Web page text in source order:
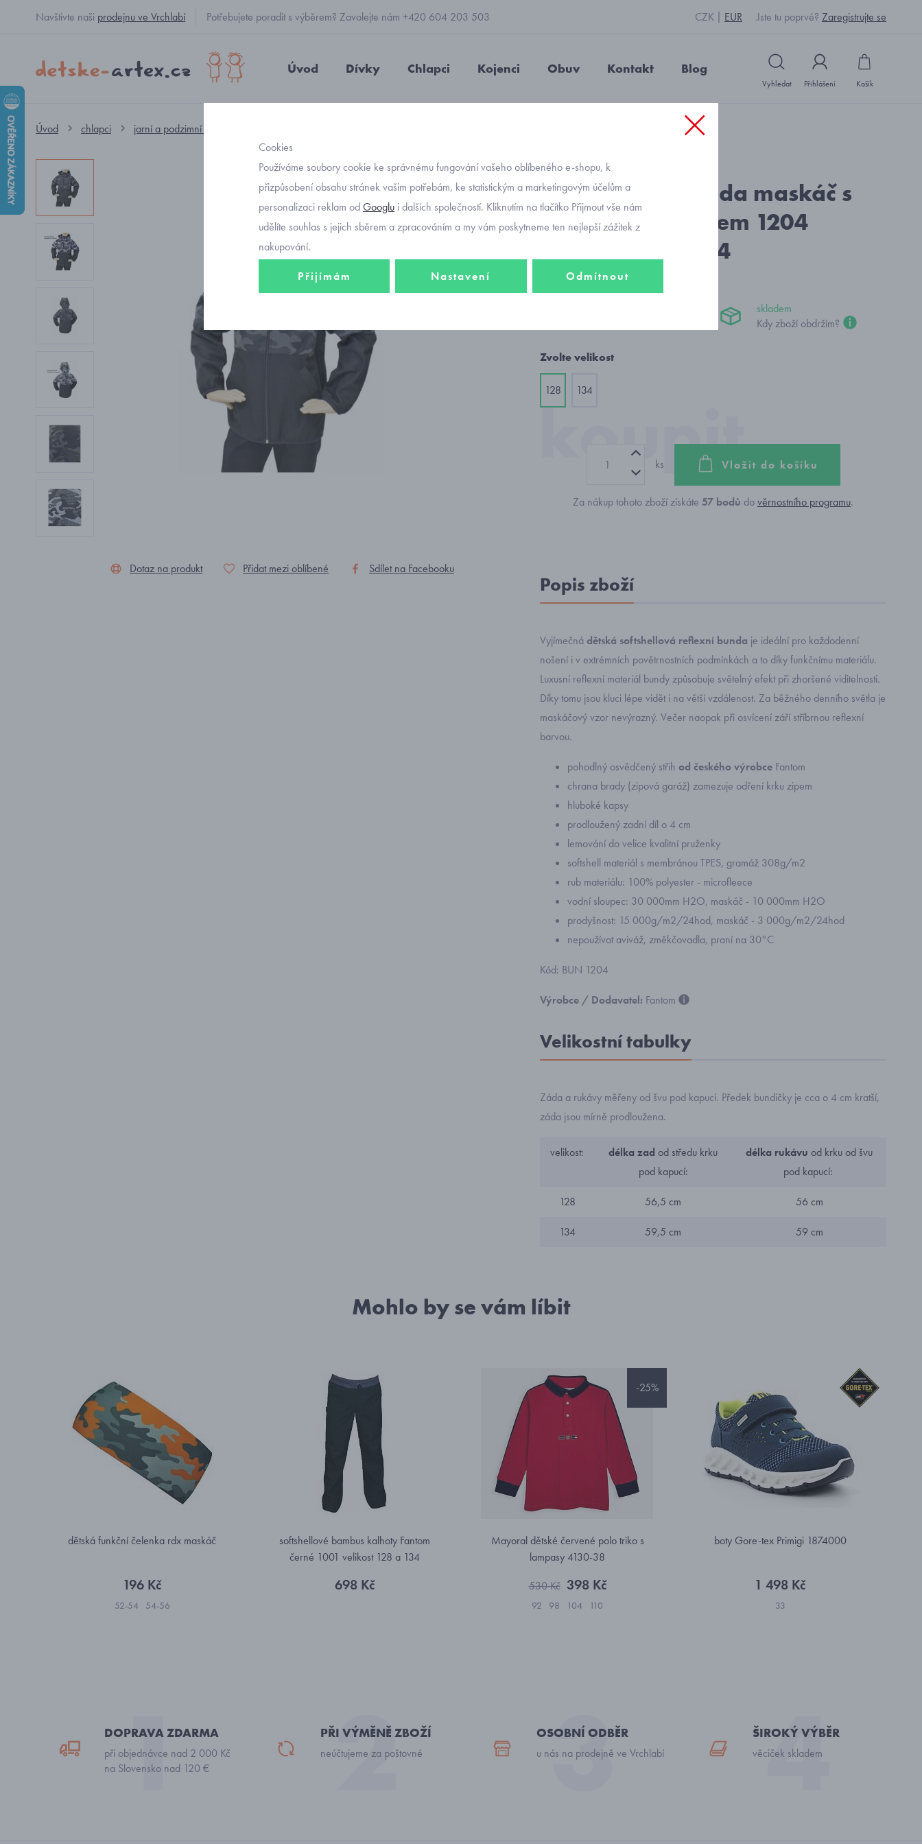
Navštivte naši prodejnu ve Vrchlabí Potřebujete poradit s výběrem? Zavolejte nám +420 604 203 503 CZK EUR Jste tu poprvé? Zaregistrujte se
Úvod Dívky Chlapci Kojenci Obuv Kontakt Blog
Vyhledat Přihlášení Košík
Úvod chlapci jarní a podzimní oblečení
Dotaz na produkt Přidat mezi oblíbené Sdílet na Facebooku
Objednávací kód: S1191_černá
softshellová bunda maskáč s
reflexním potiskem 1204
velikost 128 a 134
skladem
Kdy zboží obdržím?
Zvolte velikost
128 134
ks Vložit do košíku
Za nákup tohoto zboží získáte 57 bodů dověrnostního programu.
Popis zboží
Vyjímečná dětská softshellová reflexní bunda je ideální pro každodenní
nošení i v extrémních povětrnostních podmínkách a to díky funkčnímu materiálu.
Luxusní reflexní materiál bundy způsobuje světelný efekt při zhoršené viditelnosti.
Díky tomu jsou kluci lépe vidět i na větší vzdálenost. Za běžného denního světla je
maskáčový vzor nevýrazný. Večer naopak při osvícení září stříbrnou reflexní
barvou.
pohodlný osvědčený střih od českého výrobce Fantom
chrana brady (zipová garáž) zamezuje odření krku zipem
hluboké kapsy
prodloužený zadní díl o 4 cm
lemování do velice kvalitní pruženky
softshell materiál s membránou TPES, gramáž 308g/m2
rub materiálu: 100% polyester - microfleece
vodní sloupec: 30 000mm H2O, maskáč - 10 000mm H2O
prodyšnost: 15 000g/m2/24hod, maskáč - 3 000g/m2/24hod
nepoužívat aviváž, změkčovadla, praní na 30°C
Kód: BUN 1204
Výrobce / Dodavatel: Fantom
Velikostní tabulky
Záda a rukávy měřeny od švu pod kapucí. Předek bundičky je cca o 4 cm kratší,
záda jsou mírně prodloužena.
velikost: délka zad od středu krku
pod kapucí:
délka rukávu od krku od švu
pod kapucí:
128 56,5 cm 56 cm
134 59,5 cm 59 cm
Mohlo by se vám líbit
dětská funkční čelenka rdx maskáč
196 Kč
52-54 54-56
softshellové bambus kalhoty Fantom
černé 1001 velikost 128 a 134
698 Kč
-25%
Mayoral dětské červené polo triko s
lampasy 4130-38
530 Kč 398 Kč
92 98 104 110
boty Gore-tex Primigi 1874000
1 498 Kč
33
DOPRAVA ZDARMA
při objednávce nad 2 000 Kč
na Slovensko nad 120 €
PŘI VÝMĚNĚ ZBOŽÍ
neúčtujeme za poštovné
OSOBNÍ ODBĚR
u nás na prodejně ve Vrchlabí
ŠIROKÝ VÝBĚR
věciček skladem
Cookies
Používáme soubory cookie ke správnému fungování vašeho oblíbeného e-shopu, k
přizpůsobení obsahu stránek vašim potřebám, ke statistickým a marketingovým účelům a
personalizaci reklam odGooglu i dalších společností. Kliknutím na tlačítko Přijmout vše nám
udělíte souhlas s jejich sběrem a zpracováním a my vám poskytneme ten nejlepší zážitek z
nakupování.
Přijímám Nastavení Odmítnout